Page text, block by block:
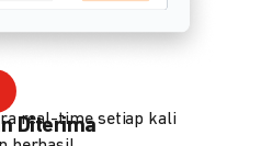
Diterima
real-time setiap kali